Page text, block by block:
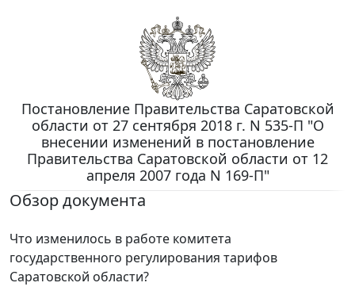
Постановление Правительства Саратовской
области от 27 сентября 2018 г. N 535-П "О
внесении изменений в постановление
Правительства Саратовской области от 12
апреля 2007 года N 169-П"
Обзор документа
Что изменилось в работе комитета
государственного регулирования тарифов
Саратовской области?